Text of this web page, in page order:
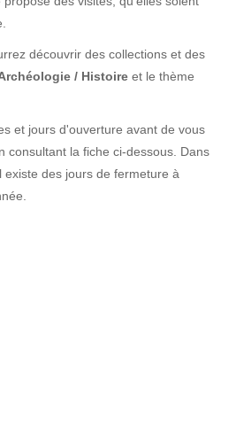
découvrir des collections et des
/ Histoire et le thème
et jours d'ouverture avant de vous
consultant la fiche ci-dessous. Dans
des jours de fermeture à